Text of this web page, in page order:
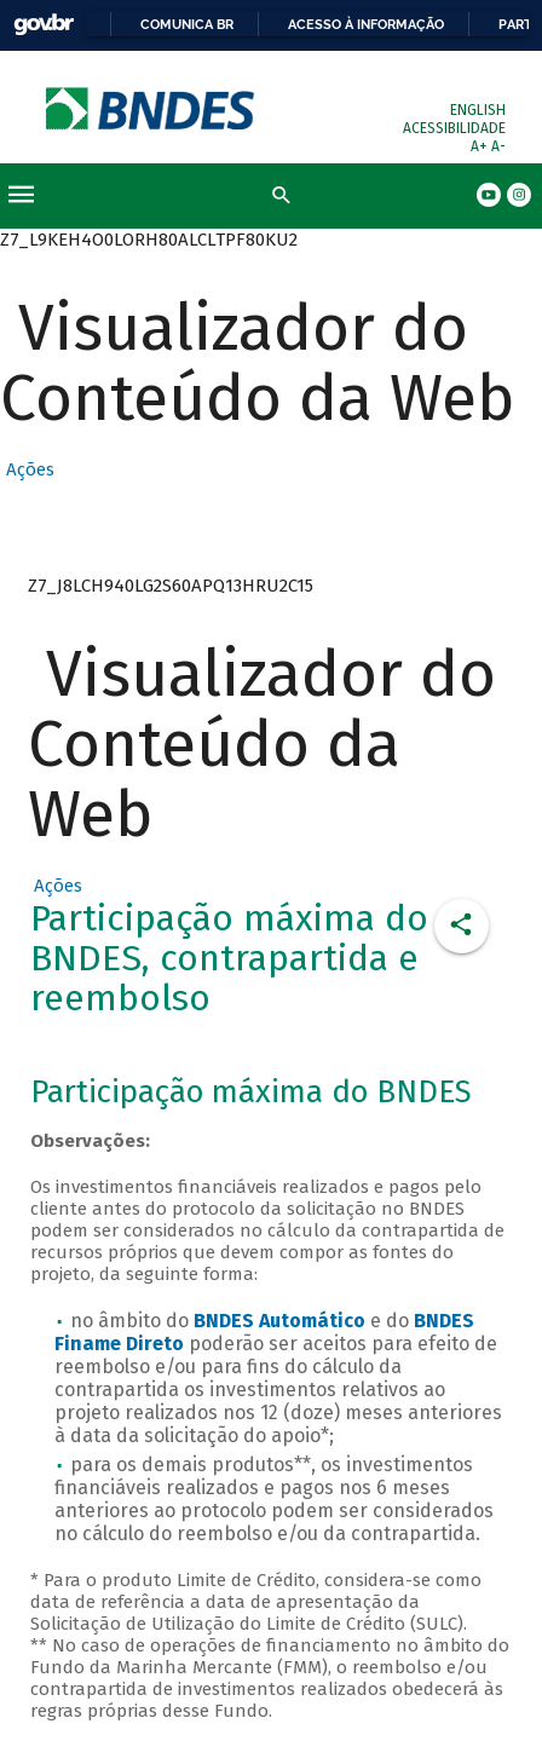
COMUNICA BR ACESSO À INFORMAÇÃO
ENGLISH
ACESSIBILIDADE
A+ A-
Z7_L9KEH4O0LORH80ALCLTPF80KU2
Visualizador do
Conteúdo da Web
Ações
Z7_J8LCH940LG2S60APQ13HRU2C15
Visualizador do
Conteúdo da
Web
Ações
Participação máxima do
BNDES, contrapartida e
reembolso
Veja as regras de participação,
Participação máxima do BNDES
Observações:
Os investimentos financiáveis realizados e pagos pelo
cliente antes do protocolo da solicitação no BNDES
podem ser considerados no cálculo da contrapartida de
recursos próprios que devem compor as fontes do
projeto, da seguinte forma:
no âmbito do BNDES Automático e do BNDES
Finame Direto poderão ser aceitos para efeito de
reembolso e/ou para fins do cálculo da
contrapartida os investimentos relativos ao
projeto realizados nos 12 (doze) meses anteriores
à data da solicitação do apoio*;
para os demais produtos**, os investimentos
financiáveis realizados e pagos nos 6 meses
anteriores ao protocolo podem ser considerados
no cálculo do reembolso e/ou da contrapartida.
* Para o produto Limite de Crédito, considera-se como
data de referência a data de apresentação da
Solicitação de Utilização do Limite de Crédito (SULC).
** No caso de operações de financiamento no âmbito do
Fundo da Marinha Mercante (FMM), o reembolso e/ou
contrapartida de investimentos realizados obedecerá às
regras próprias desse Fundo.